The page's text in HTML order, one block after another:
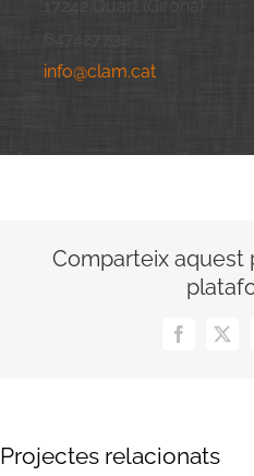
info@clam.cat
Comparteix aquest
Facebook
X
Projectes relacionats